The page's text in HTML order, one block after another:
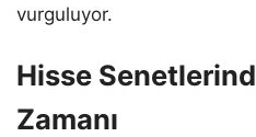
vurguluyor.
Hisse
Zamanı